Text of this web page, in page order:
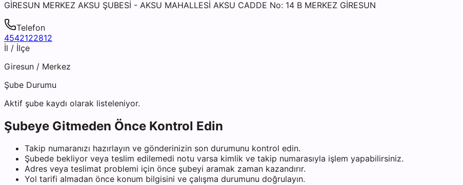
GİRESUN MERKEZ AKSU ŞUBESİ - AKSU MAHALLESİ AKSU CADDE No: 14 B MERKEZ GİRESUN
Telefon
4542122812
İl / İlçe
Giresun / Merkez
Şube Durumu
Aktif şube kaydı olarak listeleniyor.
Şubeye Gitmeden Önce Kontrol Edin
Takip numaranızı hazırlayın ve gönderinizin son durumunu kontrol edin.
Şubede bekliyor veya teslim edilemedi notu varsa kimlik ve takip numarasıyla işlem yapabilirsiniz.
Adres veya teslimat problemi için önce şubeyi aramak zaman kazandırır.
Yol tarifi almadan önce konum bilgisini ve çalışma durumunu doğrulayın.